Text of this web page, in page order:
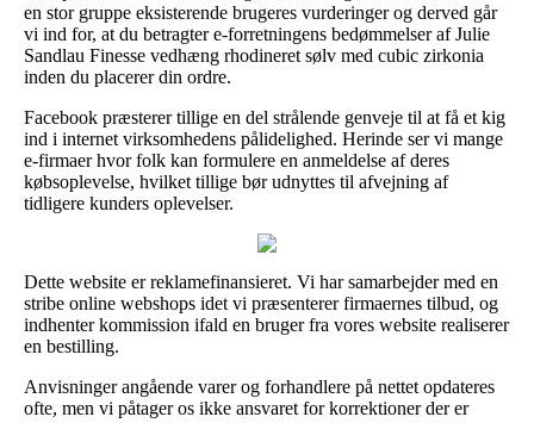
en stor gruppe eksisterende brugeres vurderinger og derved går
vi ind for, at du betragter e-forretningens bedømmelser af Julie
Sandlau Finesse vedhæng rhodineret sølv med cubic zirkonia
inden du placerer din ordre.
Facebook præsterer tillige en del strålende genveje til at få et kig
ind i internet virksomhedens pålidelighed. Herinde ser vi mange
e-firmaer hvor folk kan formulere en anmeldelse af deres
købsoplevelse, hvilket tillige bør udnyttes til afvejning af
tidligere kunders oplevelser.
Dette website er reklamefinansieret. Vi har samarbejder med en
stribe online webshops idet vi præsenterer firmaernes tilbud, og
indhenter kommission ifald en bruger fra vores website realiserer
en bestilling.
Anvisninger angående varer og forhandlere på nettet opdateres
ofte, men vi påtager os ikke ansvaret for korrektioner der er